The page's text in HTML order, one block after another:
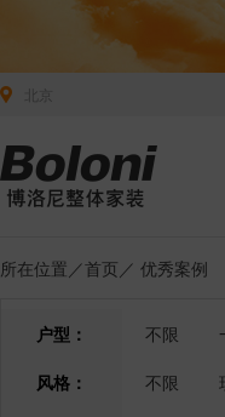
所在位置／首页 ／ 优秀案例
户型： 不限
风格：
不限